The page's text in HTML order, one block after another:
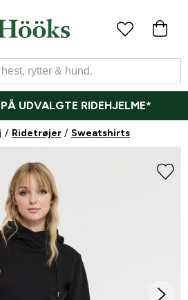
UDVALGTE RIDEHJELME*
Ridetrøjer Sweatshirts